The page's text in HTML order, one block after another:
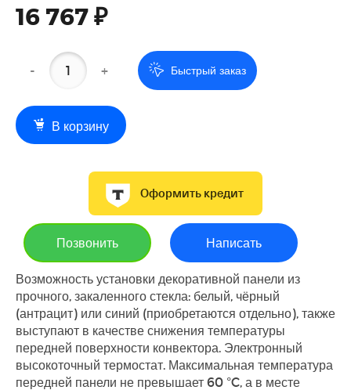
16 767 ₽
- + Быстрый заказ
В корзину
Оформить кредит
Позвонить Написать
Возможность установки декоративной панели из
прочного, закаленного стекла: белый, чёрный
(антрацит) или синий (приобретаются отдельно), также
выступают в качестве снижения температуры
передней поверхности конвектора. Электронный
высокоточный термостат. Максимальная температура
передней панели не превышает 60 °C, а в месте